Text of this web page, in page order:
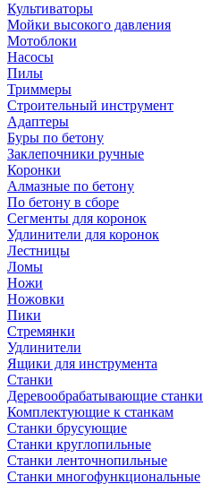
Культиваторы
Мойки высокого давления
Мотоблоки
Насосы
Пилы
Триммеры
Строительный инструмент
Адаптеры
Буры по бетону
Заклепочники ручные
Коронки
Алмазные по бетону
По бетону в сборе
Сегменты для коронок
Удлинители для коронок
Лестницы
Ломы
Ножи
Ножовки
Пики
Стремянки
Удлинители
Ящики для инструмента
Станки
Деревообрабатывающие станки
Комплектующие к станкам
Станки брусующие
Станки круглопильные
Станки ленточнопильные
Станки многофункциональные